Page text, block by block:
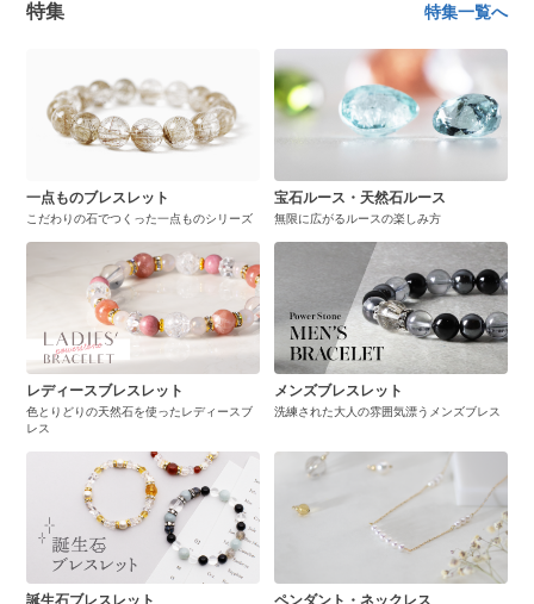
特集 特集一覧へ
一点ものブレスレット
こだわりの石でつくった一点ものシリーズ
宝石ルース・天然石ルース
無限に広がるルースの楽しみ方
レディースブレスレット
色とりどりの天然石を使ったレディースブ
レス
メンズブレスレット
洗練された大人の雰囲気漂うメンズブレス
誕生石ブレスレット ペンダント・ネックレス